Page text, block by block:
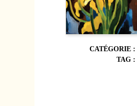
CATÉGORIE :
TAG :